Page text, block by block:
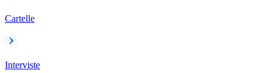
Cartelle
Interviste